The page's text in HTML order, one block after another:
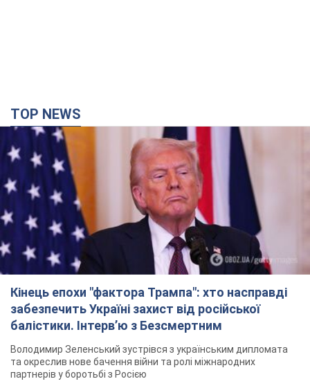
TOP NEWS
Кінець епохи "фактора Трампа": хто насправді
забезпечить Україні захист від російської
балістики. Інтерв’ю з Безсмертним
Володимир Зеленський зустрівся з українським дипломата
та окреслив нове бачення війни та ролі міжнародних
партнерів у боротьбі з Росією